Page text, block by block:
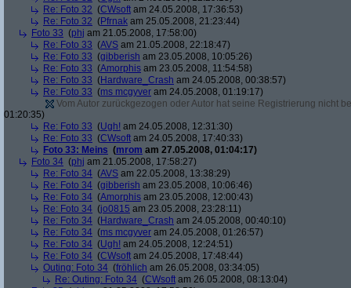
Re: Foto 32 (CWsoft am 24.05.2008, 17:36:53)
Re: Foto 32 (Pfrnak am 25.05.2008, 21:23:44)
Foto 33 (phj am 21.05.2008, 17:58:00)
Re: Foto 33 (AVS am 21.05.2008, 22:18:47)
Re: Foto 33 (gibberish am 23.05.2008, 10:05:26)
Re: Foto 33 (Amorphis am 23.05.2008, 11:54:58)
Re: Foto 33 (Hardware_Crash am 24.05.2008, 00:38:57)
Re: Foto 33 (ms mcgyver am 24.05.2008, 01:19:17)
Vom Autor zurückgezogen oder Autor hat seine Registrierung nicht
01:20:35)
Re: Foto 33 (Ugh! am 24.05.2008, 12:31:30)
Re: Foto 33 (CWsoft am 24.05.2008, 17:40:33)
Foto 33: Meins (mrom am 27.05.2008, 01:04:17)
Foto 34 (phj am 21.05.2008, 17:58:27)
Re: Foto 34 (AVS am 22.05.2008, 13:38:29)
Re: Foto 34 (gibberish am 23.05.2008, 10:06:46)
Re: Foto 34 (Amorphis am 23.05.2008, 12:00:43)
Re: Foto 34 (jo0815 am 23.05.2008, 23:28:11)
Re: Foto 34 (Hardware_Crash am 24.05.2008, 00:40:10)
Re: Foto 34 (ms mcgyver am 24.05.2008, 01:26:57)
Re: Foto 34 (Ugh! am 24.05.2008, 12:24:51)
Re: Foto 34 (CWsoft am 24.05.2008, 17:48:44)
Outing: Foto 34 (fröhlich am 26.05.2008, 03:34:05)
Re: Outing: Foto 34 (CWsoft am 26.05.2008, 08:13:04)